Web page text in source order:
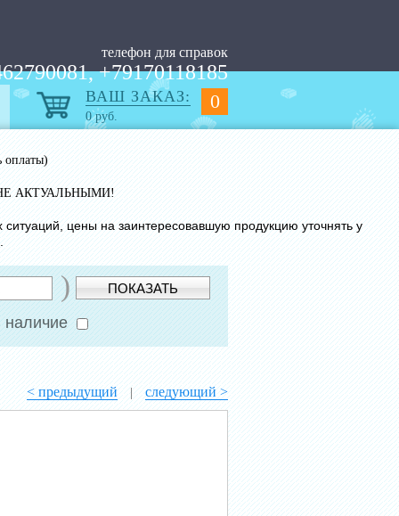
телефон для справок
+79170118185
0
ВАШ ЗАКАЗ:
0руб.
оплаты)
АКТУАЛЬНЫМИ!
цены на заинтересовавшую продукцию уточнять у
) ПОКАЗАТЬ
наличие
< предыдущий | следующий >